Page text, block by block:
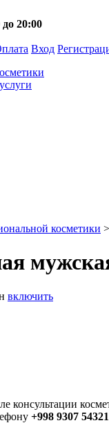
20:00
Вход
косметики >
включить
консультации
+998 9307 54321